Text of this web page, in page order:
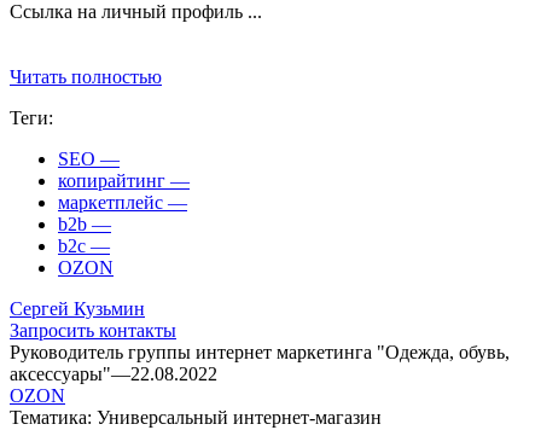
Ссылка на личный профиль ...
Читать полностью
Теги:
SEO —
копирайтинг —
маркетплейс —
b2b —
b2c —
OZON
Сергей Кузьмин
Запросить контакты
Руководитель группы интернет маркетинга "Одежда, обувь,
аксессуары"—22.08.2022
OZON
Тематика: Универсальный интернет-магазин